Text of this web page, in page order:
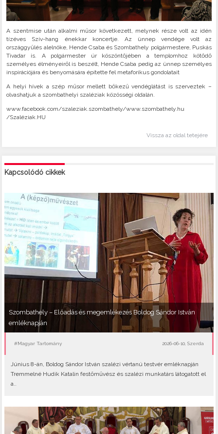
A szentmise után alkalmi műsor következett, melynek része volt az idén
tízéves Szív-hang énekkar koncertje. Az ünnep vendége volt az
országgyűlés alelnöke, Hende Csaba és Szombathely polgármestere, Puskás
Tivadar is. A polgármester úr köszöntőjében a templomhoz kötődő
személyes élményeiről is beszélt, Hende Csaba pedig az ünnep személyes
inspirációjára és benyomására építette fel metaforikus gondolatait
A helyi hívek a szép műsor mellett bőkezű vendéglátást is szerveztek –
olvashatjuk a szombathelyi szaléziak közösségi oldalán.
www.facebook.com/szaleziak.szombathely/www.szombathely.hu
/Szaléziak.HU
Vissza az oldal tetejére
Kapcsolódó cikkek
Szombathely – Előadás és megemlékezés Boldog Sándor István
emléknapján
#Magyar Tartomány 2026-06-10, Szerda
Június 8-án, Boldog Sándor István szalézi vértanú testvér emléknapján
Tremmelné Hudik Katalin festőművész és szalézi munkatárs látogatott el
a..